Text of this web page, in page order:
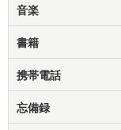
音楽
書籍
携帯電話
忘備録